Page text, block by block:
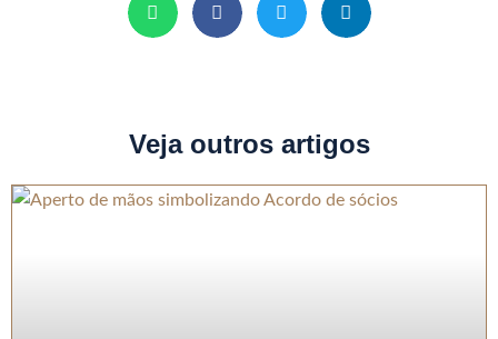
Veja outros artigos